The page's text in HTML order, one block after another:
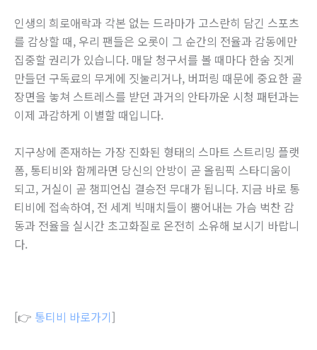
인생의 희로애락과 각본 없는 드라마가 고스란히 담긴 스포츠
를 감상할 때, 우리 팬들은 오롯이 그 순간의 전율과 감동에만
집중할 권리가 있습니다. 매달 청구서를 볼 때마다 한숨 짓게
만들던 구독료의 무게에 짓눌리거나, 버퍼링 때문에 중요한 골
장면을 놓쳐 스트레스를 받던 과거의 안타까운 시청 패턴과는
이제 과감하게 이별할 때입니다.
지구상에 존재하는 가장 진화된 형태의 스마트 스트리밍 플랫
폼, 통티비와 함께라면 당신의 안방이 곧 올림픽 스타디움이
되고, 거실이 곧 챔피언십 결승전 무대가 됩니다. 지금 바로 통
티비에 접속하여, 전 세계 빅매치들이 뿜어내는 가슴 벅찬 감
동과 전율을 실시간 초고화질로 온전히 소유해 보시기 바랍니
다.
[👉 통티비 바로가기]